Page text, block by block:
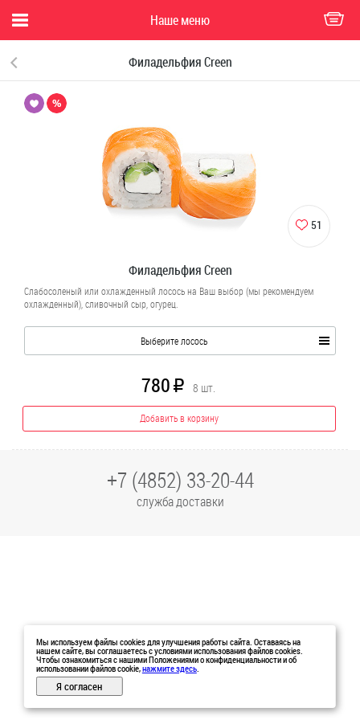
Наше меню
Филадельфия Creen
51
Филадельфия Creen
Слабосоленый или охлажденный лосось на Ваш выбор (мы рекомендуем
охлажденный), сливочный сыр, огурец.
Выберите лосось
780 R 8 шт.
Добавить в корзину
+7 (4852) 33-20-44
служба доставки
Мы используем файлы cookies для улучшения работы сайта. Оставаясь на
нашем сайте, вы соглашаетесь с условиями использования файлов cookies.
Чтобы ознакомиться с нашими Положениями о конфиденциальности и об
использовании файлов cookie,нажмите здесь.
Я согласен